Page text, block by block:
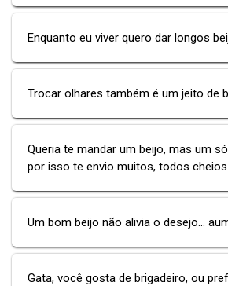
Enquanto eu viver quero dar longos
Trocar olhares também é um jeito de
Queria te mandar um beijo, mas um
por isso te envio muitos, todos
Um bom beijo não alivia o desejo...
Gata, você gosta de brigadeiro, ou